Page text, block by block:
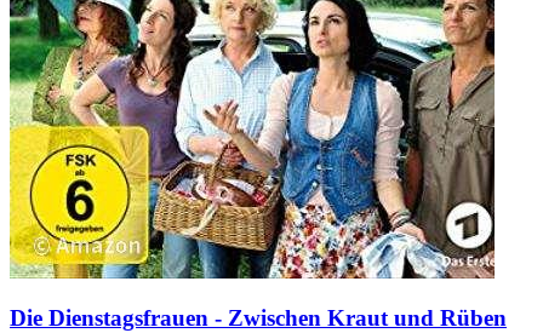
Die Dienstagsfrauen - Zwischen Kraut und Rüben